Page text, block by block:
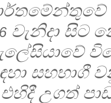
වැනිදා සිට
සහභාගී
උගත්